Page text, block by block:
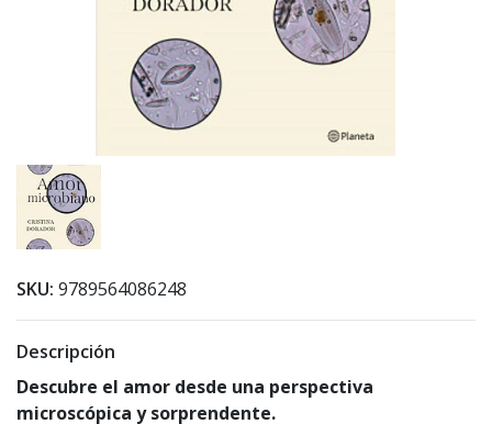
SKU: 9789564086248
Descripción
Descubre el amor desde una perspectiva
microscópica y sorprendente.